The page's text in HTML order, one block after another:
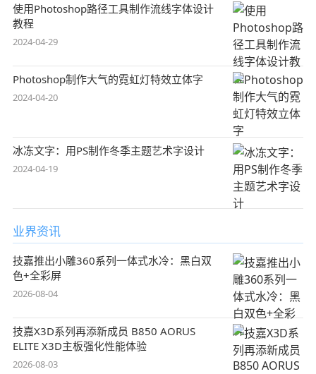
使用Photoshop路径工具制作流线字体设计
教程
2024-04-29
Photoshop制作大气的霓虹灯特效立体字
2024-04-20
冰冻文字：用PS制作冬季主题艺术字设计
2024-04-19
业界资讯
技嘉推出小雕360系列一体式水冷：黑白双
色+全彩屏
2026-08-04
技嘉X3D系列再添新成员 B850 AORUS
ELITE X3D主板强化性能体验
2026-08-03